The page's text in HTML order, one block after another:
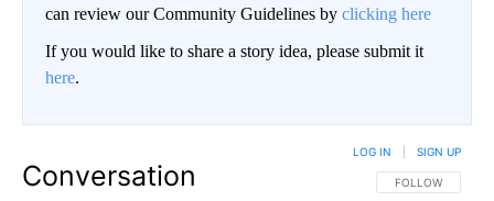
can review our Community Guidelines by clicking here
If you would like to share a story idea, please submit it
here.
Conversation FOLLOW THIS
FOLLOW
LOG IN SIGN UP